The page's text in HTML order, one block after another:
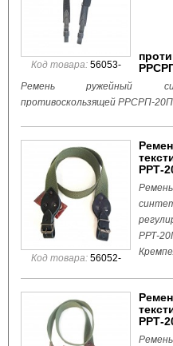
Код товара: 56053-
Ремень ружейный
противоскользящей РРСРП-
Код товара: 56052-
РРТ-
РРТ-
РРТ-